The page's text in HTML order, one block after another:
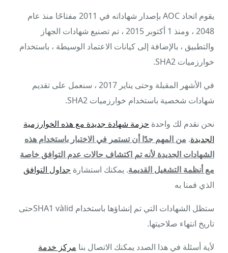
يقوم اتحاد AOC بإصدار شهاداته في 2011 مفتاحًا منذ عام
2048 ، ومنذ 1 أكتوبر 2015 ، تم تصنيع شهادات الجهاز
والتطبيق ، بالإضافة إلى كيانات الاعتماد الوسيطة ، باستخدام
خوارزميات SHA2.
في الأشهر المقبلة وحتى يناير 2017 ، سنعمل على تقديم
شهادات شخصية باستخدام خوارزميات SHA2.
نحن نقدم لك واحدة حزمة شهادة جديدة مع هذه الخوارزمية
الجديدة. من المهم جدًا أن تستمر في الاختبار باستخدام هذه
الشهادات الجديدة لأنه تم اكتشاف حالات عدم التوافق خاصة
مع أنظمة التشغيل القديمة. يمكنك استشارة جداول التوافق
الذي قمنا به
ستظل الشهادات التي تم إنشاؤها باستخدام SHA1 vàlidحتى
تاريخ انتهاء صلاحيتها.
لأية أسئلة في هذا الصدد يمكنك الاتصال بنا مركز خدمة